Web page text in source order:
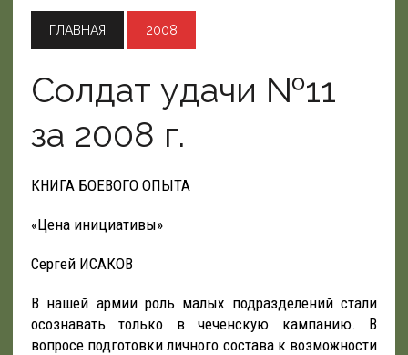
ГЛАВНАЯ 2008
Солдат удачи №11
за 2008 г.
КНИГА БОЕВОГО ОПЫТА
«Цена инициативы»
Сергей ИСАКОВ
В нашей армии роль малых подразделений стали
осознавать только в чеченскую кампанию. В
вопросе подготовки личного состава к возможности